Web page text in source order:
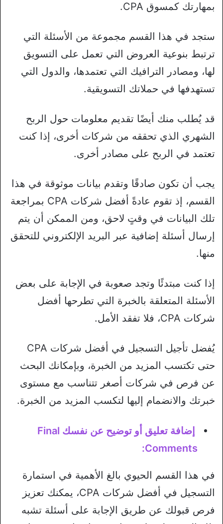
بمهارتك كمسوق CPA.
ستجد في هذا القسم مجموعة من الأسئلة التي
ترتبط بنوعية العروض التي تعمل على التسويق
لها، ومصادر الترافيك التي تعتمدها، والدول التي
تستهدفها في حملاتك التسويقية.
قد يُطلب منك أيضًا تقديم معلومات حول الربح
الشهري الذي تحققه من شركات أخرى، إذا كنت
تعتمد في الربح على مصادر أخرى.
يجب أن تكون صادقًا وتقدم بيانات موثوقة في هذا
القسم، إذ تقوم عادةً أفضل شركات CPA بمراجعة
تلك البيانات في وقتٍ لاحق، ومن الممكن أن يتم
إرسال أسئلة إضافية عبر البريد الإلكتروني للتحقق
منها.
إذا كنت مبتدئًا وتجد صعوبة في الإجابة على بعض
الأسئلة المتعلقة بالخبرة التي تطرحها أفضل
شركات CPA، فلا تفقد الأمل.
يُفضل تأجيل التسجيل في أفضل شركات CPA
حتى تكتسب المزيد من الخبرة، وبإمكانك البحث
عن فرص في شركات أصغر تتناسب مع مستوى
خبرتك والانضمام إليها لتكسب المزيد من الخبرة.
إضافة تعليق أو توضيح عن نفسك Final
Comments:
في هذا القسم الحيوي بالغ الأهمية في استمارة
التسجيل في أفضل شركات CPA، يمكنك تعزيز
فرص قبولك عن طريق الإجابة على أسئلة تشبه